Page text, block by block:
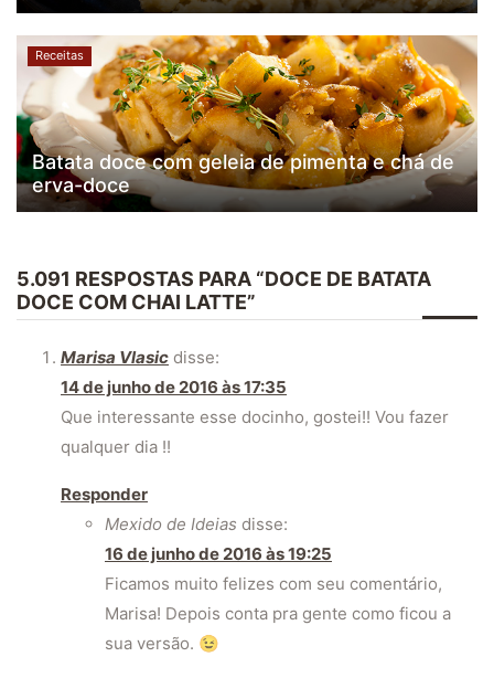
Receitas
Batata doce com geleia de pimenta e chá de
erva-doce
5.091 RESPOSTAS PARA “DOCE DE BATATA
DOCE COM CHAI LATTE”
Marisa Vlasic disse:
14 de junho de 2016 às 17:35
Que interessante esse docinho, gostei!! Vou fazer
qualquer dia !!
Responder
Mexido de Ideias disse:
16 de junho de 2016 às 19:25
Ficamos muito felizes com seu comentário,
Marisa! Depois conta pra gente como ficou a
sua versão. 😉